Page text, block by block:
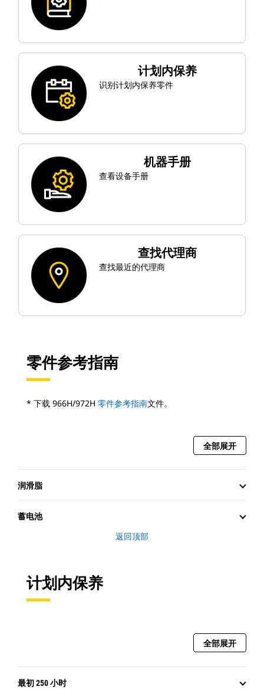
计划内保养
识别计划内保养零件
机器手册
查看设备手册
查找代理商
查找最近的代理商
零件参考指南
* 下载 966H/972H 零件参考指南文件。
全部展开
润滑脂
蓄电池
返回顶部
计划内保养
全部展开
最初 250 小时